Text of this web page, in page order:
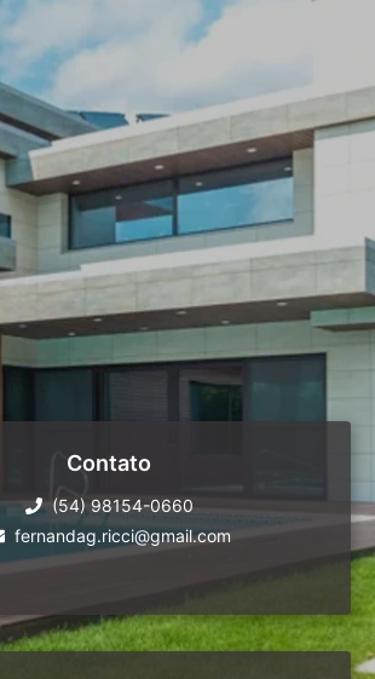
Contato
(54) 98154-0660
fernandag.ricci@gmail.com